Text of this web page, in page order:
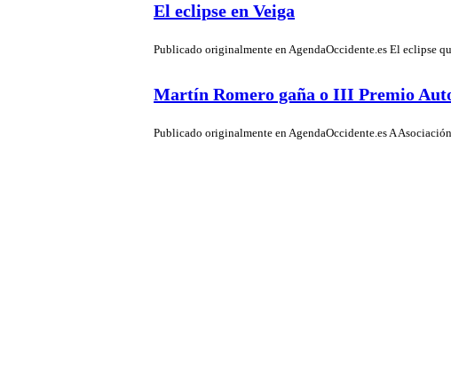
El eclipse en Veiga
Publicado originalmente en AgendaOccidente.es El eclipse
Martín Romero gaña o III Premio
Publicado originalmente en AgendaOccidente.es A